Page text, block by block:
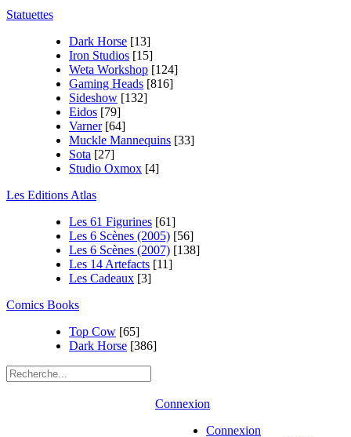
Statuettes
Dark Horse [13]
Iron Studios [15]
Weta Workshop [124]
Gaming Heads [816]
Sideshow [132]
Eidos [79]
Varner [64]
Muckle Mannequins [33]
Sota [27]
Studio Oxmox [4]
Les Editions Atlas
Les 61 Figurines [61]
Les 6 Scènes (2005) [56]
Les 6 Scènes (2007) [138]
Les 14 Artefacts [11]
Les Cadeaux [3]
Comics Books
Top Cow [65]
Dark Horse [386]
Connexion
Connexion